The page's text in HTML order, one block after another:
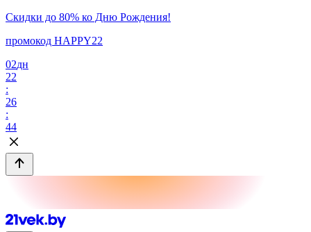
Скидки до 80% ко Дню Рождения!
промокод HAPPY22
02дн
22
:
26
:
44